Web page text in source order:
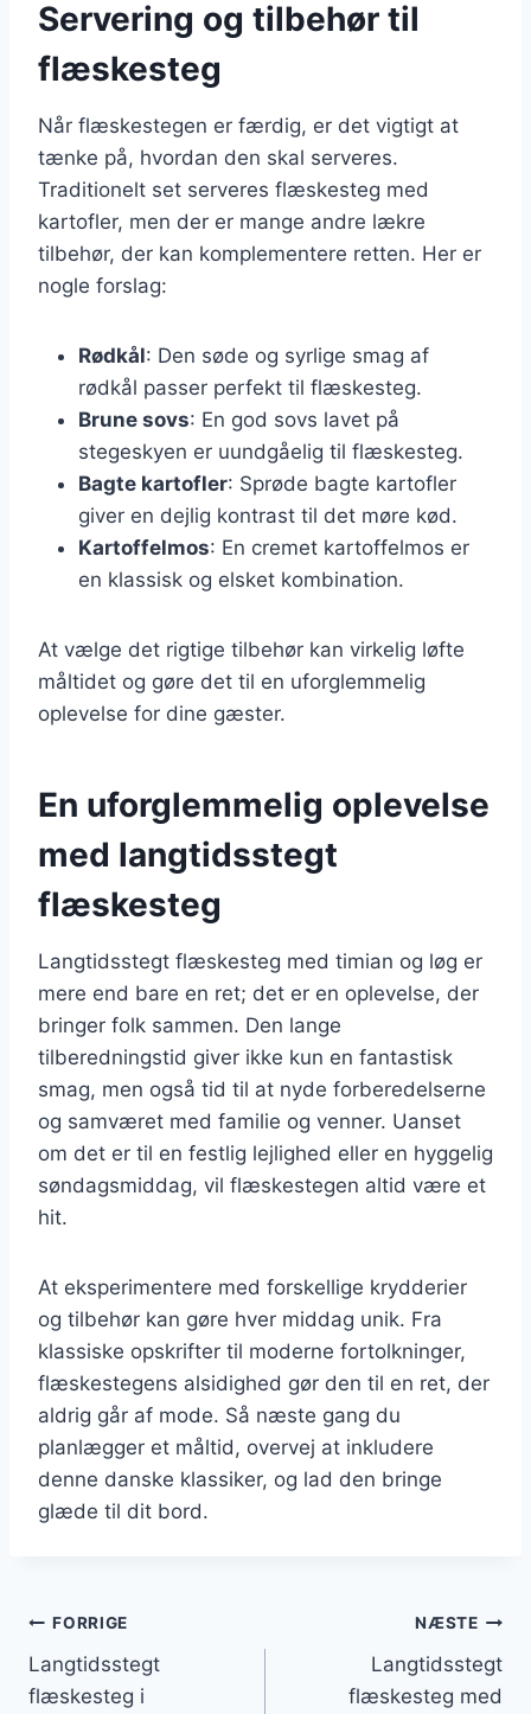
Servering og tilbehør til
flæskesteg
Når flæskestegen er færdig, er det vigtigt at
tænke på, hvordan den skal serveres.
Traditionelt set serveres flæskesteg med
kartofler, men der er mange andre lækre
tilbehør, der kan komplementere retten. Her er
nogle forslag:
Rødkål: Den søde og syrlige smag af
rødkål passer perfekt til flæskesteg.
Brune sovs: En god sovs lavet på
stegeskyen er uundgåelig til flæskesteg.
Bagte kartofler: Sprøde bagte kartofler
giver en dejlig kontrast til det møre kød.
Kartoffelmos: En cremet kartoffelmos er
en klassisk og elsket kombination.
At vælge det rigtige tilbehør kan virkelig løfte
måltidet og gøre det til en uforglemmelig
oplevelse for dine gæster.
En uforglemmelig oplevelse
med langtidsstegt
flæskesteg
Langtidsstegt flæskesteg med timian og løg er
mere end bare en ret; det er en oplevelse, der
bringer folk sammen. Den lange
tilberedningstid giver ikke kun en fantastisk
smag, men også tid til at nyde forberedelserne
og samværet med familie og venner. Uanset
om det er til en festlig lejlighed eller en hyggelig
søndagsmiddag, vil flæskestegen altid være et
hit.
At eksperimentere med forskellige krydderier
og tilbehør kan gøre hver middag unik. Fra
klassiske opskrifter til moderne fortolkninger,
flæskestegens alsidighed gør den til en ret, der
aldrig går af mode. Så næste gang du
planlægger et måltid, overvej at inkludere
denne danske klassiker, og lad den bringe
glæde til dit bord.
Indlægsnavigation
FORRIGE
Langtidsstegt
flæskesteg i
NÆSTE
Langtidsstegt
flæskesteg med